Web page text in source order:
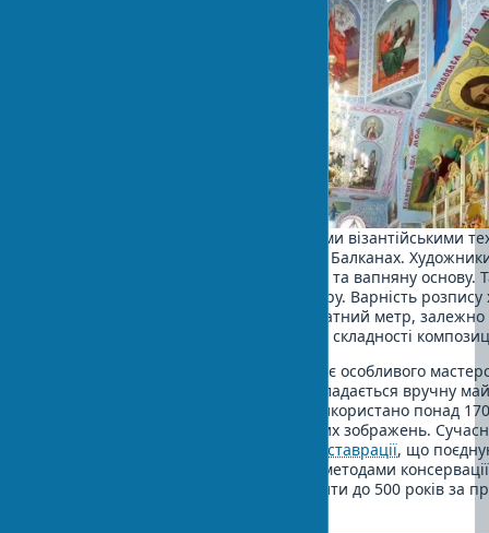
Фреска в храмі створюється за давніми візантійськими
особливо популярними в Греції та на Балканах.
використовують мінеральні пігменти та вапняну основу.
служить століттями без втрати кольору. Варність
варіюється від $120 до $400 за квадратний метр, залежно
(темпера, фреска, олійний живопис) і складності
Мозаїка православного храму вимагає особливого
терпіння. Кожен елемент смальти укладається вручну
мозаїчистами. У храмі Святої Софії використано понад 170
смальти для створення переливчастих зображень.
еволюційні підходи до реставрації, що
традиційні техніки з інноваційними методами
якісна фреска в храмі може прослужити до 500 років за